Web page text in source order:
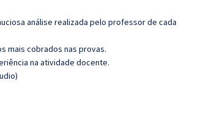
análise realizada pelo professor de cada
mais cobrados nas provas.
na atividade docente.